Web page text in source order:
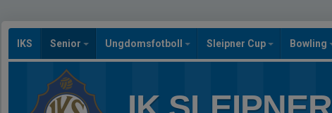
IKS Senior Ungdomsfotboll Sleipner Cup Bowling